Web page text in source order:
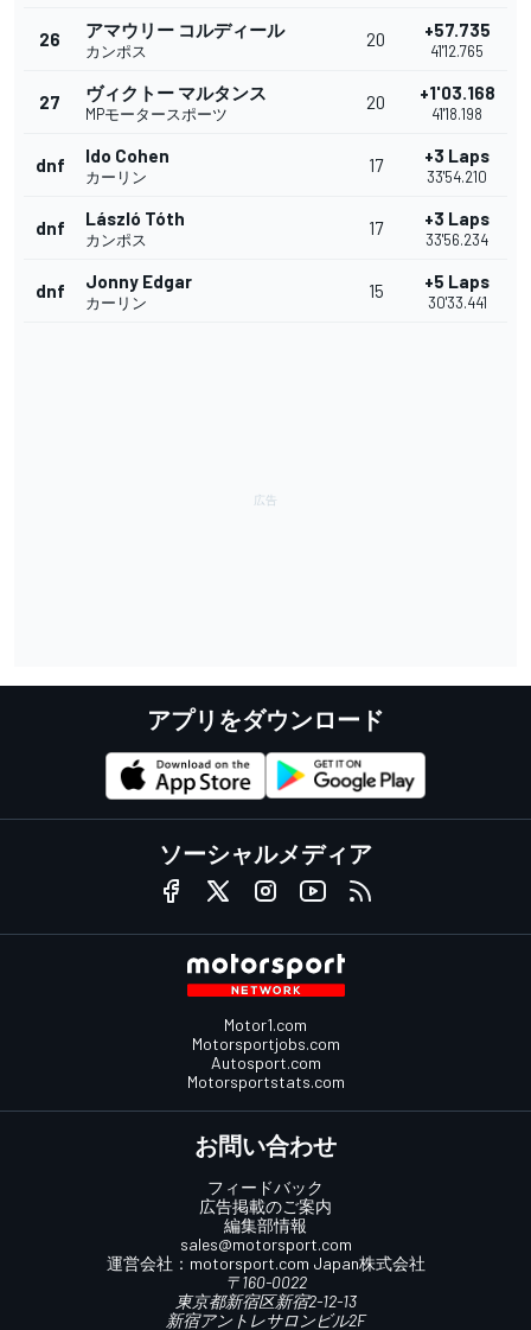
26 アマウリー コルディール
カンポス
20 +57.735
41'12.765
27 ヴィクトー マルタンス
MPモータースポーツ
20 +1'03.168
41'18.198
dnf Ido Cohen
カーリン
17 +3 Laps
33'54.210
dnf László Tóth
カンポス
17 +3 Laps
33'56.234
dnf Jonny Edgar
カーリン
15 +5 Laps
30'33.441
アプリをダウンロード
ソーシャルメディア
Motor1.com
Motorsportjobs.com
Autosport.com
Motorsportstats.com
お問い合わせ
フィードバック
広告掲載のご案内
編集部情報
sales@motorsport.com
運営会社： motorsport.com Japan株式会社
〒160-0022
東京都新宿区新宿2-12-13
新宿アントレサロンビル2F